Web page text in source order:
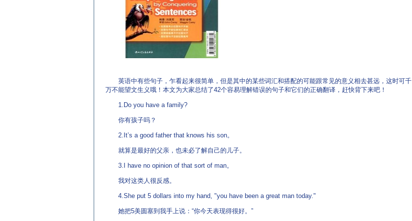
英语中有些句子，乍看起来很简单，但是其中的某些词汇和搭配的可能跟常见的意义相去甚远，这时可千
万不能望文生义哦！本文为大家总结了42个容易理解错误的句子和它们的正确翻译，赶快背下来吧！
1.Do you have a family?
你有孩子吗？
2.It’s a good father that knows his son。
就算是最好的父亲，也未必了解自己的儿子。
3.I have no opinion of that sort of man。
我对这类人很反感。
4.She put 5 dollars into my hand, "you have been a great man today."
她把5美圆塞到我手上说：“你今天表现得很好。”